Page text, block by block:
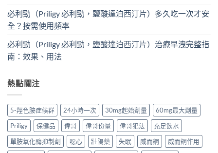
必利勁（Priligy 必利勁，鹽酸達泊西汀片）多久吃一次才安
全？按需使用頻率
必利勁（Priligy 必利勁，鹽酸達泊西汀片）治療早洩完整指
南：效果、用法
熱點關注
5-羥色胺症候群 24小時一次 30mg起始劑量
60mg最大劑量
Priligy
保健品 偉哥 偉哥份量 偉哥犯法
充足飲水
單胺氧化酶抑制劑
噁心 壯陽藥 失眠 威而鋼 威而鋼作用